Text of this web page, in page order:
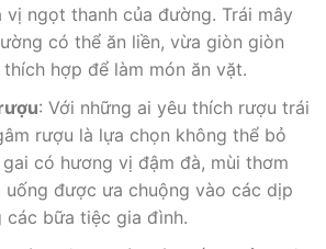
vị ngọt thanh của đường. Trái mây
có thể ăn liền, vừa giòn giòn
hợp để làm món ăn vặt.
: Với những ai yêu thích rượu trái
rượu là lựa chọn không thể bỏ
gai có hương vị đậm đà, mùi thơm
uống được ưa chuộng vào các dịp
các bữa tiệc gia đình.